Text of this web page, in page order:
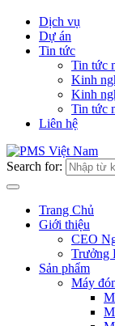
Dịch vụ
Dự án
Tin tức
Tin tức
Kinh
Kinh
Tin tức
Liên hệ
Search for:
Trang Chủ
Giới thiệu
CEO
Trưởng
Sản phẩm
Máy